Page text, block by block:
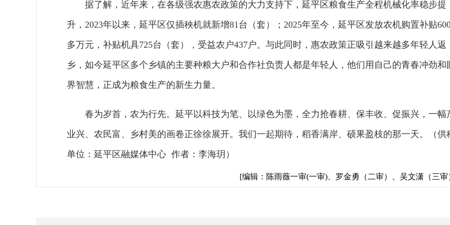
据了解，近年来，在各级强农惠农政策的大力支持下，延平区粮食生产全程机械化率稳步提
升，2023年以来，延平区仅插秧机就新增81台（套）；2025年至今，延平区发放农机购置补贴
多万元，补贴机具725台（套），受益农户437户。与此同时，惠农政策正吸引越来越多年轻人返
乡，如今延平区多个乡镇的主要种粮大户和合作社负责人都是年轻人，他们用自己的青春冲劲和
界智慧，正成为粮食生产的新生力量。
春为岁首，农为行先。延平以科技为笔、以绿色为墨，全力抢春耕、保丰收、促振兴，一幅
业兴、农民富、乡村美的画卷正徐徐展开。我们一起期待，稻香满岸、硕果盈枝的那一天。（供
单位：延平区融媒体中心 作者：李海玥）
[编辑：陈雨薇一审(一审)、罗金勇（二审）、吴文潇（三审